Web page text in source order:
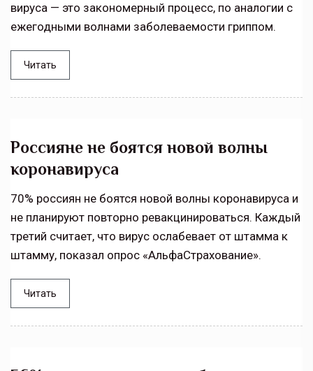
вируса — это закономерный процесс, по аналогии с
ежегодными волнами заболеваемости гриппом.
Читать
Россияне не боятся новой волны
коронавируса
70% россиян не боятся новой волны коронавируса и
не планируют повторно ревакцинироваться. Каждый
третий считает, что вирус ослабевает от штамма к
штамму, показал опрос «АльфаСтрахование».
Читать